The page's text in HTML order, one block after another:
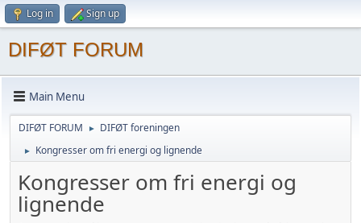
Log in Sign up
DIFØT FORUM
Main Menu
DIFØT FORUM ► DIFØT foreningen
► Kongresser om fri energi og lignende
Kongresser om fri energi og
lignende